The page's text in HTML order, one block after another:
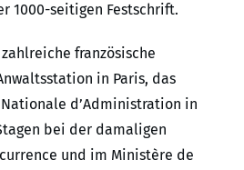
1000-seitigen Festschrift.
französische
in Paris, das
d’Administration in
bei der damaligen
und im Ministère de